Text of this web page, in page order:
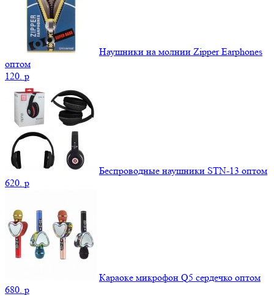
Наушники на молнии Zipper Earphones
оптом
120. p
Беспроводные наушники STN-13 оптом
620. p
Караоке микрофон Q5 сердечко оптом
680. p